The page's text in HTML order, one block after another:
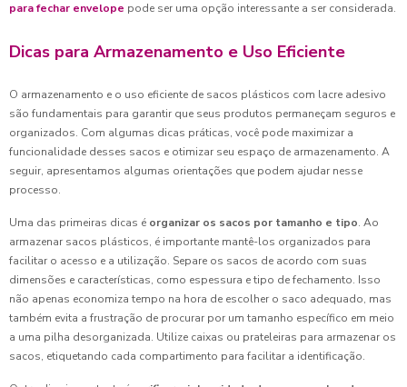
para fechar envelope pode ser uma opção interessante a ser considerada.
Dicas para Armazenamento e Uso Eficiente
O armazenamento e o uso eficiente de sacos plásticos com lacre adesivo
são fundamentais para garantir que seus produtos permaneçam seguros e
organizados. Com algumas dicas práticas, você pode maximizar a
funcionalidade desses sacos e otimizar seu espaço de armazenamento. A
seguir, apresentamos algumas orientações que podem ajudar nesse
processo.
Uma das primeiras dicas é organizar os sacos por tamanho e tipo. Ao
armazenar sacos plásticos, é importante mantê-los organizados para
facilitar o acesso e a utilização. Separe os sacos de acordo com suas
dimensões e características, como espessura e tipo de fechamento. Isso
não apenas economiza tempo na hora de escolher o saco adequado, mas
também evita a frustração de procurar por um tamanho específico em meio
a uma pilha desorganizada. Utilize caixas ou prateleiras para armazenar os
sacos, etiquetando cada compartimento para facilitar a identificação.